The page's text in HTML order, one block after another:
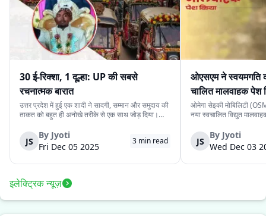
30 ई-रिक्शा, 1 दूल्हा: UP की सबसे
रचनात्मक बारात
उत्तर प्रदेश में हुई एक शादी ने सादगी, सम्मान और समुदाय की
ताकत को बहुत ही अनोखे तरीके से एक साथ जोड़ दिया।
वाहन की व्यवस्था करने के लिये पर्याप्त साधन नहीं थे।
लेकिन दोस्ती की भावना ने उस...
JS
By Jyoti
Fri Dec 05 2025
3 min read
ओएसएम ने स्वयमगति
चालित मालवाहक पेश
ओमेगा सेइकी मोबिलिटी
नया स्वचालित विद्युत
के स्वचालित यात्री संस्करण
लिये प्रस्तुत किया गया दूसरा
JS
By Jyoti
Wed Dec 03
इलेक्ट्रिक न्यूज़